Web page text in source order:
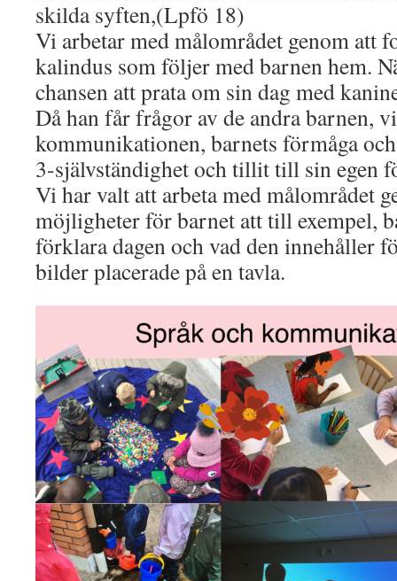
skilda syften,(Lpfö 18)
Vi arbetar med målområdet genom att
kalindus som följer med barnen hem.
chansen att prata om sin dag med
Då han får frågor av de andra barnen,
kommunikationen, barnets förmåga
3-självständighet och tillit till sin egen
Vi har valt att arbeta med målområdet
möjligheter för barnet att till exempel,
förklara dagen och vad den innehåller
bilder placerade på en tavla.